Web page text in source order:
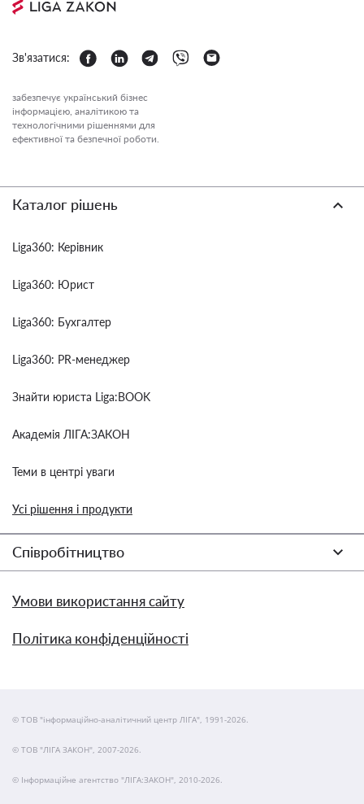
Зв'язатися:
забезпечує український бізнес
інформацією, аналітикою та
технологічними рішеннями для
ефективної та безпечної роботи.
Каталог рішень
Liga360: Керівник
Liga360: Юрист
Liga360: Бухгалтер
Liga360: PR-менеджер
Знайти юриста Liga:BOOK
Академія ЛІГА:ЗАКОН
Теми в центрі уваги
Усі рішення і продукти
Співробітництво
Умови використання сайту
Політика конфіденційності
© ТОВ "інформаційно-аналітичний центр ЛІГА", 1991-2026.
© ТОВ "ЛІГА ЗАКОН", 2007-2026.
© Інформаційне агентство "ЛІГА:ЗАКОН", 2010-2026.